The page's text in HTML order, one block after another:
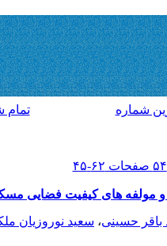
شماره تمام
و مولفه های کیفیت فضایی
باقر حسینی، سعید نوروزیان